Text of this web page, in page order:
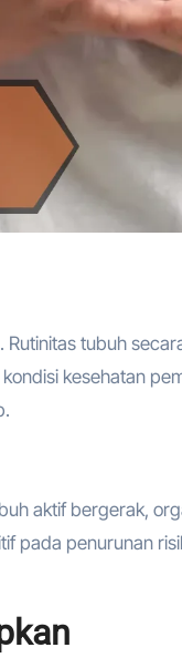
Rutinitas tubuh
kesehatan
aktif bergerak,
pada penurunan